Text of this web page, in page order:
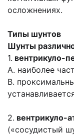
осложнениях.
Типы шунтов
Шунты
1. вентрикуло-
A. наиболее
B.
2. вентрикуло-
(«сосудистый